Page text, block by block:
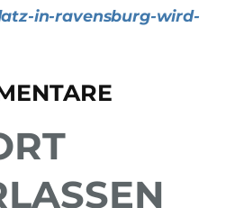
in-ravensburg-wird-